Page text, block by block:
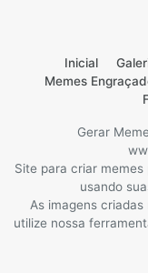
Inicial
Memes
Gerar
Site para criar
usando
As imagens
utilize nossa